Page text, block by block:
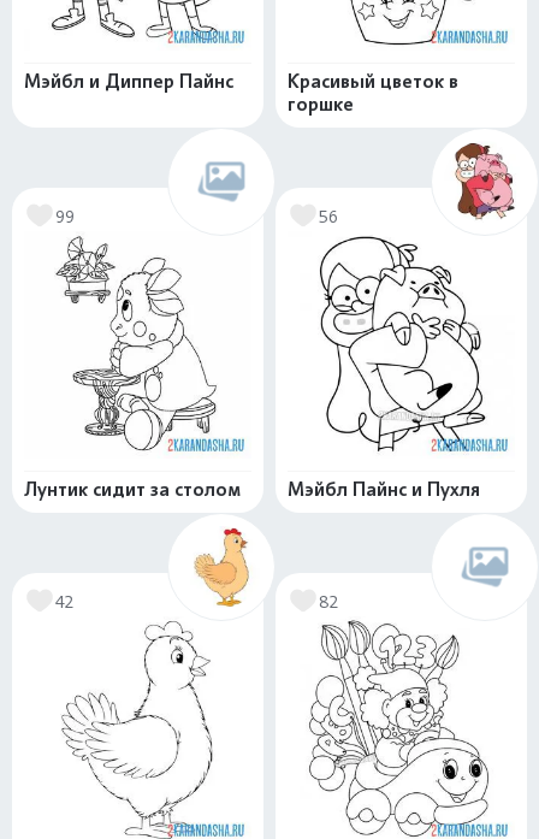
Мэйбл и Диппер Пайнс
Красивый цветок в
горшке
99
Лунтик сидит за столом
56
Мэйбл Пайнс и Пухля
42 82